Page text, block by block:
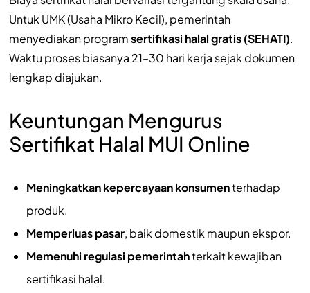
Untuk UMK (Usaha Mikro Kecil), pemerintah
menyediakan programsertifikasi halal gratis (SEHATI).
Waktu proses biasanya 21–30 hari kerja sejak dokumen
lengkap diajukan.
Keuntungan Mengurus
Sertifikat Halal MUI Online
Meningkatkan kepercayaan konsumenterhadap
produk.
Memperluas pasar, baik domestik maupun ekspor.
Memenuhi regulasi pemerintahterkait kewajiban
sertifikasi halal.